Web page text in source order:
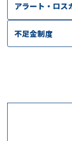
アラート・ロス
不足金制度